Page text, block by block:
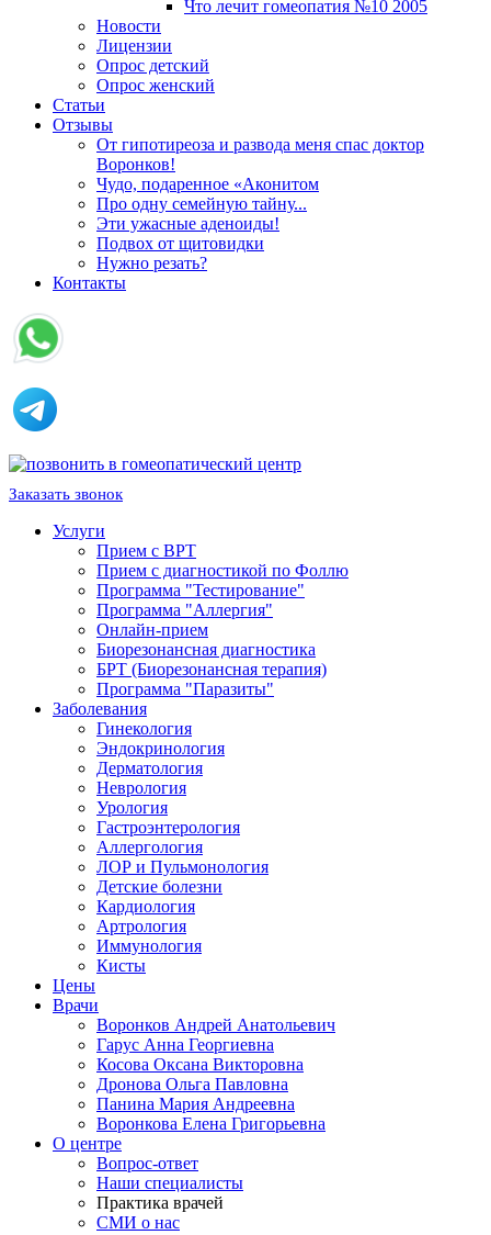
Что лечит гомеопатия №10 2005
Новости
Лицензии
Опрос детский
Опрос женский
Статьи
Отзывы
От гипотиреоза и развода меня спас доктор
Воронков!
Чудо, подаренное «Аконитом
Про одну семейную тайну...
Эти ужасные аденоиды!
Подвох от щитовидки
Нужно резать?
Контакты
Заказать звонок
Услуги
Прием с ВРТ
Прием с диагностикой по Фоллю
Программа "Тестирование"
Программа "Аллергия"
Онлайн-прием
Биорезонансная диагностика
БРТ (Биорезонансная терапия)
Программа "Паразиты"
Заболевания
Гинекология
Эндокринология
Дерматология
Неврология
Урология
Гастроэнтерология
Аллергология
ЛОР и Пульмонология
Детские болезни
Кардиология
Артрология
Иммунология
Кисты
Цены
Врачи
Воронков Андрей Анатольевич
Гарус Анна Георгиевна
Косова Оксана Викторовна
Дронова Ольга Павловна
Панина Мария Андреевна
Воронкова Елена Григорьевна
О центре
Вопрос-ответ
Наши специалисты
Практика врачей
СМИ о нас